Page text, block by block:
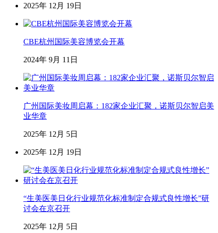
2025年 12月 19日
CBE杭州国际美容博览会开幕
2024年 9月 11日
广州国际美妆周启幕：182家企业汇聚，诺斯贝尔智启美
业华章
2025年 12月 5日
2025年 12月 19日
“生美医美日化行业规范化标准制定合规式良性增长”研
讨会在京召开
2025年 12月 5日